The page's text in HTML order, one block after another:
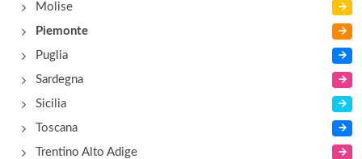
Molise
Piemonte
Puglia
Sardegna
Sicilia
Toscana
Trentino Alto Adige